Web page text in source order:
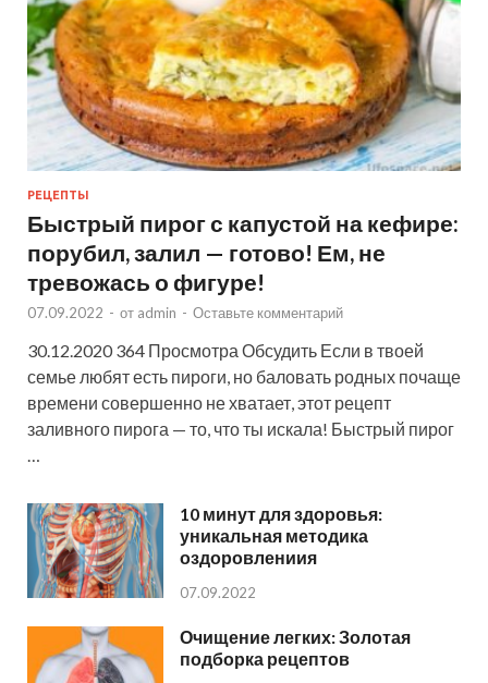
РЕЦЕПТЫ
Быстрый пирог с капустой на кефире:
порубил, залил — готово! Ем, не
тревожась о фигуре!
07.09.2022 - от admin - Оставьте комментарий
30.12.2020 364 Просмотра Обсудить Если в твоей
семье любят есть пироги, но баловать родных почаще
времени совершенно не хватает, этот рецепт
заливного пирога — то, что ты искала! Быстрый пирог
…
10 минут для здоровья:
уникальная методика
оздоровлениия
07.09.2022
Очищение легких: Золотая
подборка рецептов